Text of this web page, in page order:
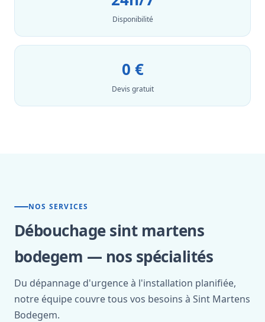
Disponibilité
0 €
Devis gratuit
NOS SERVICES
Débouchage sint martens
bodegem — nos spécialités
Du dépannage d'urgence à l'installation planifiée,
notre équipe couvre tous vos besoins à Sint Martens
Bodegem.